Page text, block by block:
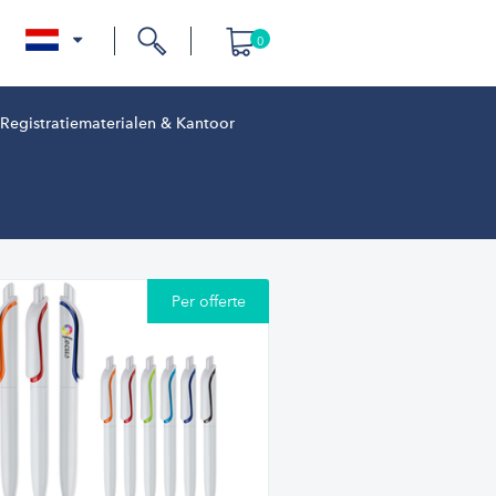
0
Registratiematerialen & Kantoor
Per offerte